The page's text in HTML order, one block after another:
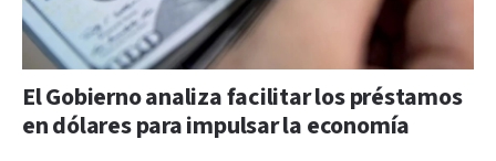
El Gobierno analiza facilitar los préstamos
en dólares para impulsar la economía